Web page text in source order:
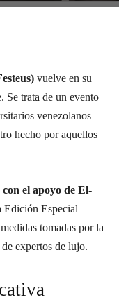
vuelve en su
Se trata de un evento
venezolanos
hecho por aquellos
con el apoyo de El-
Edición Especial
tomadas por la
expertos de lujo.